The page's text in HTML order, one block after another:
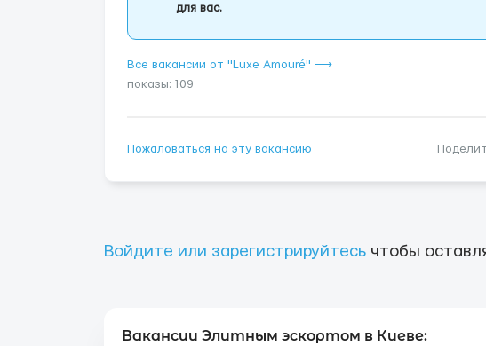
для вас.
Все вакансии от "Luxe Amouré" ⟶
показы: 109
Пожаловаться на эту вакансию
Войдите или зарегистрируйтесь чтобы
Вакансии Элитным эскортом в Киеве: